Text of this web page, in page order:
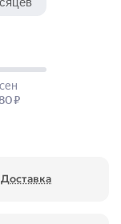
Доставка